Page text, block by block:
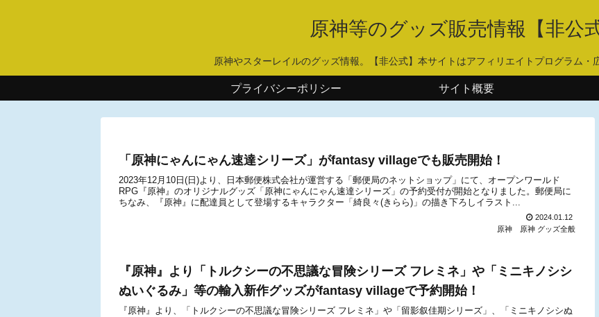
原神等のグッズ販売情報【非公式
原神やスターレイルのグッズ情報。【非公式】本サイトはアフィリエイトプログラム・
プライバシーポリシー サイト概要
「原神にゃんにゃん速達シリーズ」がfantasy villageでも販売開始！
2023年12月10日(日)より、日本郵便株式会社が運営する「郵便局のネットショップ」にて、オープンワールド
RPG『原神』のオリジナルグッズ「原神にゃんにゃん速達シリーズ」の予約受付が開始となりました。郵便局に
ちなみ、『原神』に配達員として登場するキャラクター「綺良々(きらら)」の描き下ろしイラスト...
2024.01.12
原神
原神 グッズ全般
『原神』より「トルクシーの不思議な冒険シリーズ フレミネ」や「ミニキノシシ
ぬいぐるみ」等の輸入新作グッズがfantasy villageで予約開始！
『原神』より、「トルクシーの不思議な冒険シリーズ フレミネ」や「留影叙佳期シリーズ」、「ミニキノシシぬ